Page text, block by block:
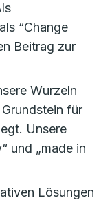
“Change
Beitrag zur
Wurzeln
für
Unsere
und „made in
Lösungen